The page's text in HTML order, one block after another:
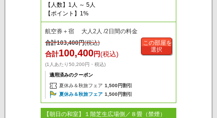
【人数】1人 ～ 5人
【ポイント】1%
航空券＋宿 大人2人 /2日間の料金
合計103,400円(税込)
合計100,400円(税込)
(1人あたり50,200円・税込)
適用済みのクーポン
夏休み＆秋旅フェア 1,500円割引
夏休み＆秋旅フェア 1,500円割引
この部屋を
選択
【朝日の和室】１階芝生広場側／８畳（禁煙）